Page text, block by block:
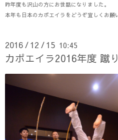
昨年度も沢山の方にお世話になりました。
本年も日本のカポエイラをどうぞ宜しくお願
2016 / 12 / 15 10:45
カポエイラ2016年度 蹴